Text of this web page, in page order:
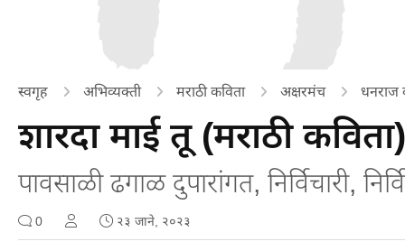
स्वगृह अभिव्यक्ती मराठी कविता अक्षरमंच धनराज
शारदा माई तू (मराठी कविता)
पावसाळी ढगाळ दुपारांगत, निर्विचारी,
0 २३ जाने, २०२३